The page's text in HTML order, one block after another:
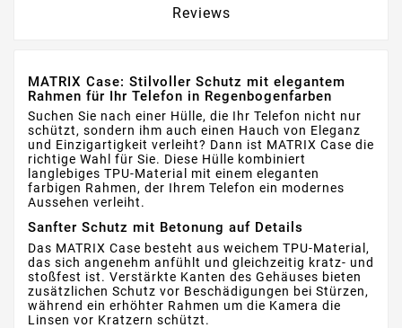
Reviews
MATRIX Case: Stilvoller Schutz mit elegantem
Rahmen für Ihr Telefon in Regenbogenfarben
Suchen Sie nach einer Hülle, die Ihr Telefon nicht nur
schützt, sondern ihm auch einen Hauch von Eleganz
und Einzigartigkeit verleiht? Dann ist MATRIX Case die
richtige Wahl für Sie. Diese Hülle kombiniert
langlebiges TPU-Material mit einem eleganten
farbigen Rahmen, der Ihrem Telefon ein modernes
Aussehen verleiht.
Sanfter Schutz mit Betonung auf Details
Das MATRIX Case besteht aus weichem TPU-Material,
das sich angenehm anfühlt und gleichzeitig kratz- und
stoßfest ist. Verstärkte Kanten des Gehäuses bieten
zusätzlichen Schutz vor Beschädigungen bei Stürzen,
während ein erhöhter Rahmen um die Kamera die
Linsen vor Kratzern schützt.